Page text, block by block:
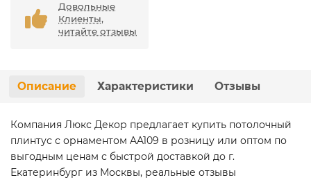
Довольные
Клиенты,
читайте отзывы
Описание Характеристики Отзывы
Компания Люкс Декор предлагает купить потолочный
плинтус с орнаментом AA109 в розницу или оптом по
выгодным ценам с быстрой доставкой до г.
Екатеринбург из Москвы, реальные отзывы